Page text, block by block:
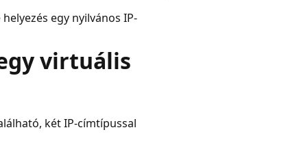
egy nyilvános IP-
virtuális
két IP-címtípussal